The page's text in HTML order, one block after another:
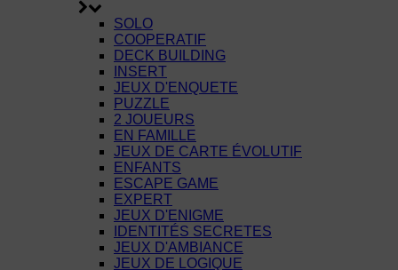
SOLO
COOPERATIF
DECK BUILDING
INSERT
JEUX D'ENQUETE
PUZZLE
2 JOUEURS
EN FAMILLE
JEUX DE CARTE ÉVOLUTIF
ENFANTS
ESCAPE GAME
EXPERT
JEUX D'ENIGME
IDENTITÉS SECRETES
JEUX D'AMBIANCE
JEUX DE LOGIQUE